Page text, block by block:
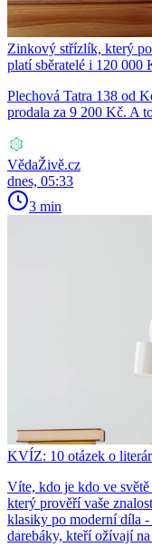
Zinkový střízlík, který
platí sběratelé i 120 000
Plechová Tatra 138 od
prodala za 9 200 Kč. A
VědaŽivě.cz
dnes, 05:33
3 min
KVÍZ: 10 otázek o
Víte, kdo je kdo ve
který prověří vaše
klasiky po moderní díla -
darebáky, kteří ožívají